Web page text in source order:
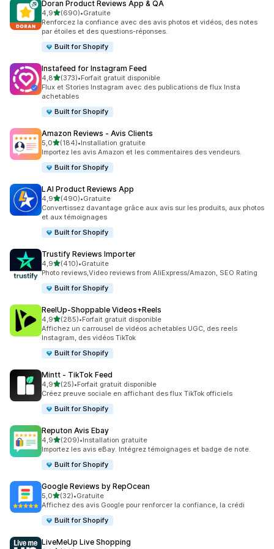
Doran Product Reviews App & QA
4,9étoile(s) sur 5
(690)
690 avis au total
•Gratuite
Renforcez la confiance avec des avis photos et vidéos, des notes
par étoiles et des questions-réponses.
Built for Shopify
Instafeed for Instagram Feed
4,8étoile(s) sur 5
(373)
373 avis au total
•Forfait gratuit disponible
Flux et Stories Instagram avec des publications de flux Insta
achetables
Built for Shopify
Amazon Reviews ‑ Avis Clients
5,0étoile(s) sur 5
(184)
184 avis au total
•Installation gratuite
Importez les avis Amazon et les commentaires des vendeurs.
Built for Shopify
LAI Product Reviews App
4,9étoile(s) sur 5
(490)
490 avis au total
•Gratuite
Convertissez davantage grâce aux avis sur les produits, aux photos
et aux témoignages
Built for Shopify
Trustify Reviews Importer
4,9étoile(s) sur 5
(410)
410 avis au total
•Gratuite
Photo reviews,Video reviews from AliExpress/Amazon, SEO Rating
Built for Shopify
ReelUp‑Shoppable Videos+Reels
4,9étoile(s) sur 5
(285)
285 avis au total
•Forfait gratuit disponible
Affichez un carrousel de vidéos achetables UGC, des reels
Instagram, des vidéos TikTok
Built for Shopify
Mintt ‑ TikTok Feed
4,9étoile(s) sur 5
(25)
25 avis au total
•Forfait gratuit disponible
Créez preuve sociale en affichant des flux TikTok officiels
Built for Shopify
Reputon Avis Ebay
4,9étoile(s) sur 5
(209)
209 avis au total
•Installation gratuite
Importez les avis eBay. Intégrez témoignages et badge de note.
Built for Shopify
Google Reviews by RepOcean
5,0étoile(s) sur 5
(32)
32 avis au total
•Gratuite
Affichez des avis Google pour renforcer la confiance, la crédi
Built for Shopify
LiveMeUp Live Shopping